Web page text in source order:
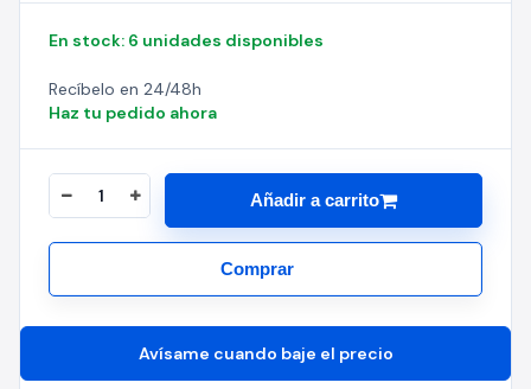
En stock: 6 unidades disponibles
Recíbelo en 24/48h
Haz tu pedido ahora
Añadir a carrito
Comprar
Avísame cuando baje el precio